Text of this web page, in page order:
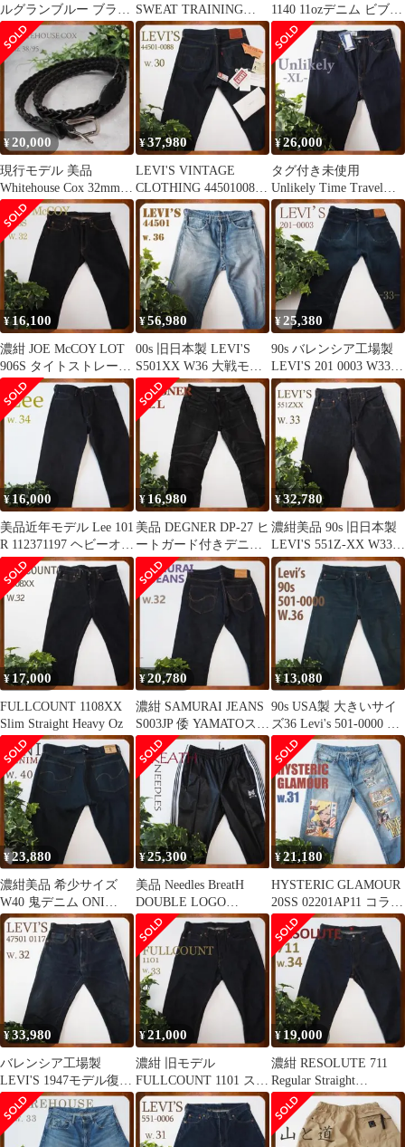
ルグランブルー ブラッ
クコーデュロイパンツ
25
SWEAT TRAINING
PNT
1140 11ozデニム ビブ
オーバーオール M
¥20,000
現行モデル 美品
Whitehouse Cox 32mm
メッシュベルト 95
¥37,980
LEVI'S VINTAGE
CLOTHING 445010088
大戦 W30
¥26,000
タグ付き未使用
Unlikely Time Travel
Jeans XL
¥ 16,100
濃紺 JOE McCOY LOT
906S タイトストレート
W32 マッコイ
¥56,980
00s 旧日本製 LEVI'S
S501XX W36 大戦モデ
ル ビンテージ加工
¥25,380
90s バレンシア工場製
LEVI'S 201 0003 W33
デニムパンツ
¥16,000
美品近年モデル Lee 101
R 112371197 ヘビーオ
ンスデニム 34
¥16,980
美品 DEGNER DP-27 ヒ
ートガード付きデニム
パンツ ブラック L
¥32,780
濃紺美品 90s 旧日本製
LEVI'S 551Z-XX W33
TALON
¥17,000
FULLCOUNT 1108XX
Slim Straight Heavy Oz
¥20,780
濃紺 SAMURAI JEANS
S003JP 倭 YAMATOスリ
ムストレート
¥13,080
90s USA製 大きいサイ
ズ36 Levi's 501-0000 加
工モデル
¥23,880
濃紺美品 希少サイズ
W40 鬼デニム ONI
DENIM 295ISH 石川台
¥25,300
美品 Needles BreatH
DOUBLE LOGO
TRACK PANT
¥21,180
HYSTERIC GLAMOUR
20SS 02201AP11 コラー
ジュデニム
¥33,980
バレンシア工場製
LEVI'S 1947モデル復刻
47501-0117 w32
¥21,000
濃紺 旧モデル
FULLCOUNT 1101 スト
レートデニム W33
¥ 19,000
濃紺 RESOLUTE 711
Regular Straight
XXmodel